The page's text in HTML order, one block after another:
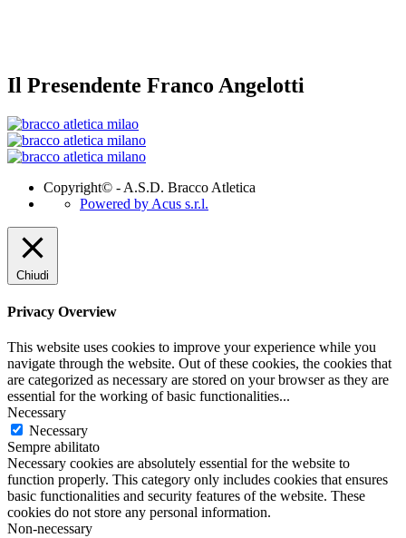
Il Presendente Franco Angelotti
Copyright© - A.S.D. Bracco Atletica
Powered by Acus s.r.l.
Chiudi
Privacy Overview
This website uses cookies to improve your experience while you
navigate through the website. Out of these cookies, the cookies that
are categorized as necessary are stored on your browser as they are
essential for the working of basic functionalities...
Necessary
Necessary
Sempre abilitato
Necessary cookies are absolutely essential for the website to
function properly. This category only includes cookies that ensures
basic functionalities and security features of the website. These
cookies do not store any personal information.
Non-necessary